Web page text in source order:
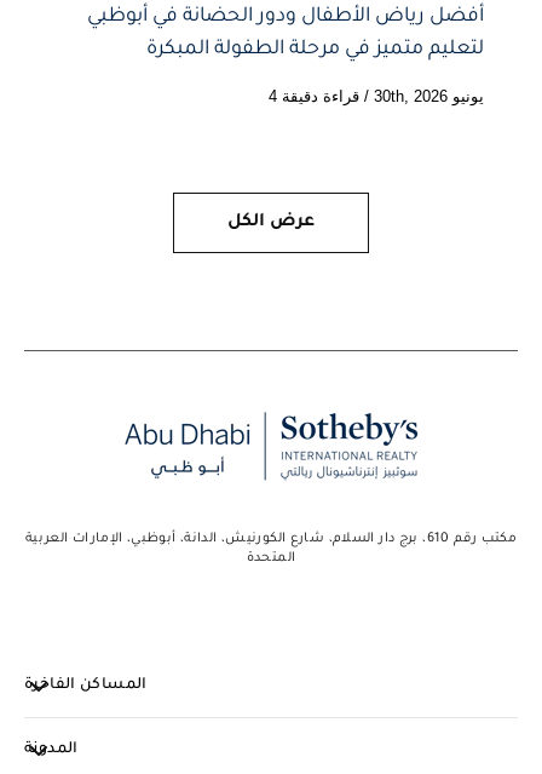
أفضل رياض الأطفال ودور الحضانة في أبوظبي
لتعليم متميز في مرحلة الطفولة المبكرة
يونيو 30th, 2026 / قراءة دقيقة 4
عرض الكل
المساكن الفاخرة
المدونة
مكتب رقم 610، برج دار السلام، شارع الكورنيش، الدانة، أبوظبي، الإمارات العربية
المتحدة